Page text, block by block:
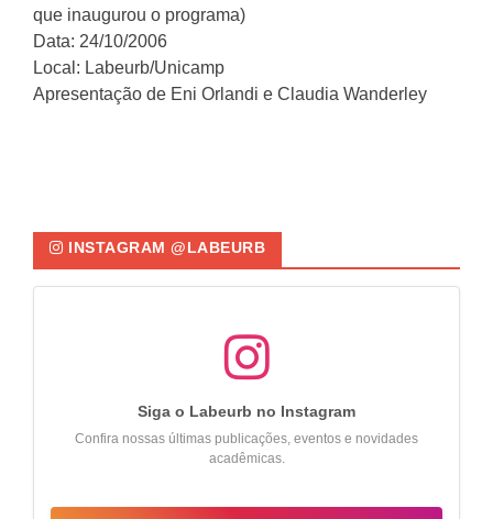
que inaugurou o programa)
Data: 24/10/2006
Local: Labeurb/Unicamp
Apresentação de Eni Orlandi e Claudia Wanderley
INSTAGRAM @LABEURB
Siga o Labeurb no Instagram
Confira nossas últimas publicações, eventos e novidades
acadêmicas.